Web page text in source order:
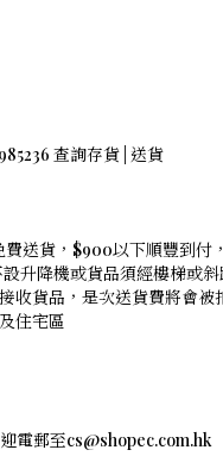
查詢存貨 | 送貨
送貨，$900以下順豐到
升降機或貨品須經樓梯或
收貨品，是次送貨費將會
住宅區
電郵至cs@shopec.com.hk